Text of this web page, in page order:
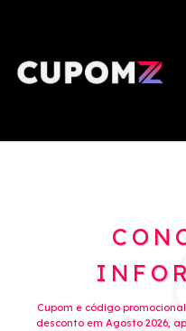
Cupom e código
desconto em Agosto 2026,